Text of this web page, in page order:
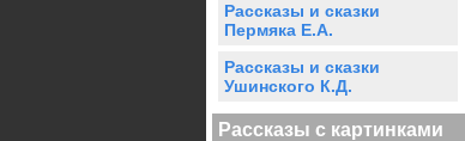
Рассказы и сказки
Пермяка Е.А.
Рассказы и сказки
Ушинского К.Д.
Рассказы с картинками